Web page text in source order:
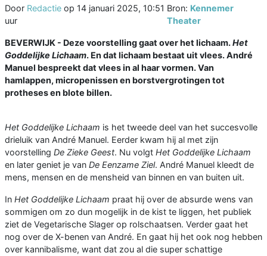
Door Redactie op 14 januari 2025, 10:51
uur
Bron: Kennemer
Theater
BEVERWIJK - Deze voorstelling gaat over het lichaam.Het
Goddelijke Lichaam. En dat lichaam bestaat uit vlees. André
Manuel bespreekt dat vlees in al haar vormen. Van
hamlappen, micropenissen en borstvergrotingen tot
protheses en blote billen.
Het Goddelijke Lichaam is het tweede deel van het succesvolle
drieluik van André Manuel. Eerder kwam hij al met zijn
voorstelling De Zieke Geest. Nu volgt Het Goddelijke Lichaam
en later geniet je van De Eenzame Ziel. André Manuel kleedt de
mens, mensen en de mensheid van binnen en van buiten uit.
In Het Goddelijke Lichaam praat hij over de absurde wens van
sommigen om zo dun mogelijk in de kist te liggen, het publiek
ziet de Vegetarische Slager op rolschaatsen. Verder gaat het
nog over de X-benen van André. En gaat hij het ook nog hebben
over kannibalisme, want dat zou al die super schattige